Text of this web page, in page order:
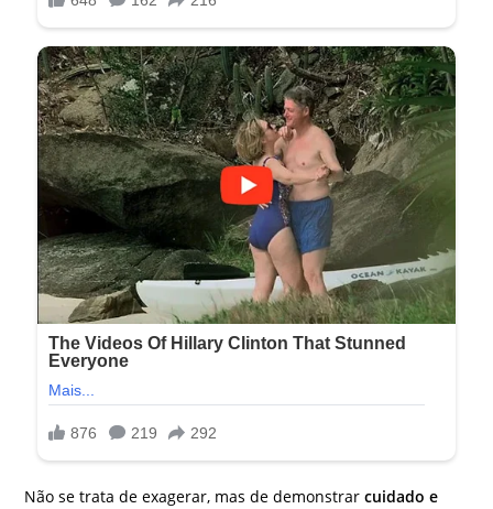
Não se trata de exagerar, mas de demonstrarcuidado e